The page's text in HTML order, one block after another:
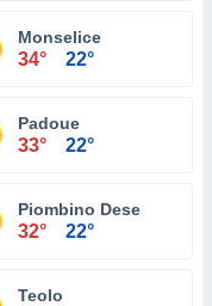
Monselice
34° 22°
Padoue
33° 22°
Piombino Dese
32° 22°
Teolo